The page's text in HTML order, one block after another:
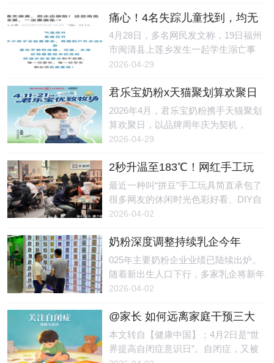
性，经过高温煮制后，可能会发生损
耗、氧化等现象。这让她产生疑问：在
煮过之后，诸如维生素、DHA等营养成
分，还能被孩子们吃到吗？所谓的“营
养面条”，会是“智商税”吗？食品研发工
频繁发作导致孩子运动受限，尤其是最
近春暖花开，不少孩子被过敏性鼻炎缠
上，喷嚏不断、眼睛红肿，影响日常生
活。调查显示，儿童过敏性疾病的发病
例，1990年至2010年的20年间，其发
病率每10年增长约50%。但值得欣慰的
是，越来越多的研究表明，过敏并非完
全由基因决定，生命早期的环境因素，
在过敏的发生发展中起着关键作用。不
痛心！4名失踪儿童找到，均无
生命体征
4月28日，多名网民发文称，19日福州
市闽清县上莲乡发生一起学生溺亡事
故。红星新闻记者从闽清县委宣传部获
日），有4名儿童私自前往自然水域游
泳，不幸溺亡。另据极目新闻消息：28
日晚，闽清县权威部门一名工作人员告
诉记者，4月19日19时许，闽清县上莲
安、应急等部门第一时间介入开展搜寻
工作，当地也组织了干部、群众加入搜
寻。当天20时33分许，到次日凌晨0时
25分许，先后在上莲乡某村庄一处溪水
内捞起4名失踪儿童，均无生命体征。
2026-04-29
君乐宝奶粉x天猫聚划算欢聚日
圆满收官，引爆亲子户外新浪
潮
2026年4月，君乐宝奶粉携手天猫聚划
算欢聚日，以品牌周年庆为契机，
以“放风山野 宝护成长”为主题，成功举
达人种草以及品牌溯源的春日营销盛
事。活动期间，君乐宝奶粉不仅实现了
销售与声量的双向爆发，更在新生代父
母群体中，深度传递了“脑体双优”的科
题春季育儿痛点随着“户外遛娃”成为新
的探索欲与换季敏感期的健康隐患，成
为家长们的核心焦虑。君乐宝敏锐地捕
捉到这一需求，以“把自己还给山野，
2026-04-29
2秒升温至183℃！网红手工玩
具暗藏风险，有女孩被烧伤
最近一种叫“拼豆”手工玩具简直承包了
很多网友的休闲时光色彩好看、DIY自
由、做完超有成就感学生党、年轻人更
到看起来可可爱爱的手工玩具背后藏着
致命危险前不久一段视频在网上引发关
注↓↓↓REC画面中：一名小女孩在家
玩“拼豆”时，配套使用的小熨斗突然漏
电源，但手部仍不幸被烧伤。小熨斗突
看似可爱的玩具究竟隐藏着怎样的使用
风险？近日宁波市镇海区消防救援局联
2026-04-02
奶粉深度调整持续乳企今年
要“抢份额”，营养品同质化竞争
待解
025年主要奶粉企业业绩已陆续出炉。
随着新出生人口下行，多家乳企将新年
任务定为“抢份额”，市场集中度面临进
速布局营养品赛道，同质化竞争的问题
随之显现。新年目标：抢份额“今年新
年誓师大会的主题就是‘狭路相逢勇者
胜’。”一家国内奶粉企业负责人告诉记
2026-04-02
@家长 如何远离家庭干预三大
常见误区｜世界提高自闭症意
识日
本文转自【健康中国】；4月2日是“世
界提高自闭症意识日”。自闭症，又被